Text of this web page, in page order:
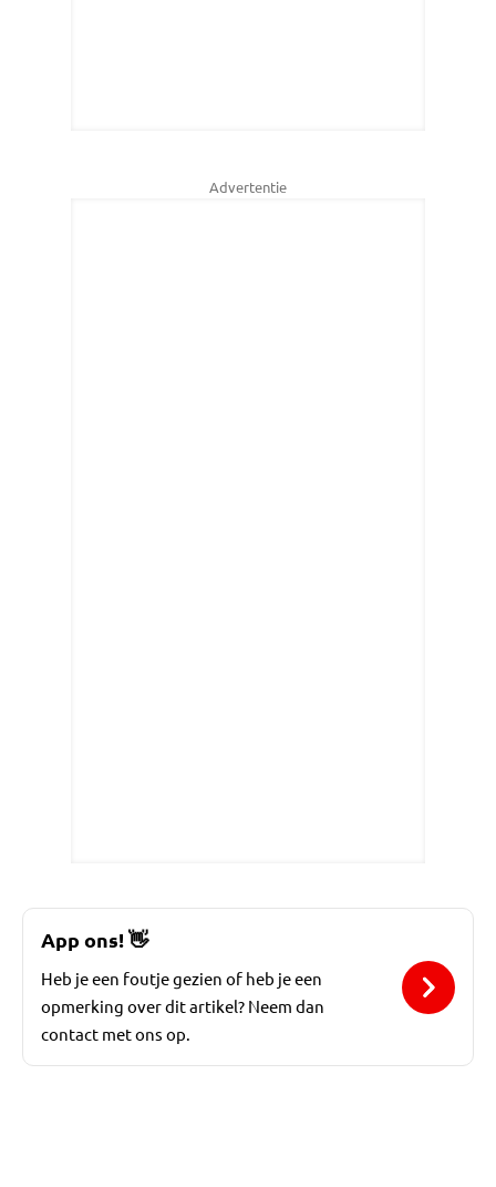
Advertentie
App ons!👋
Heb je een foutje gezien of heb je een
opmerking over dit artikel? Neem dan
contact met ons op.